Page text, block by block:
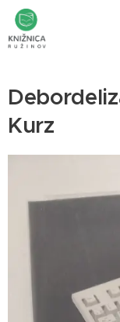
Kurz